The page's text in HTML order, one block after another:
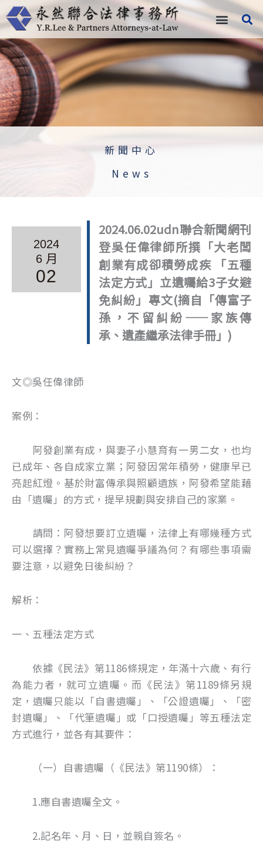
跳
至
主
要
內
容
新聞中心
News
2024
6 月
02
2024.06.02udn聯合新聞網刊
登吳任偉律師所撰「大老闆
創業有成卻積勞成疾 「五種
法定方式」立遺囑給3子女避
免糾紛」專文(摘自「傳富子
孫，不留糾紛——家族傳
承、遺產繼承法律手冊」)
文◎吳任偉律師
案例：
阿發創業有成，與妻子小慧育有一男二女，也均
已成年、各自成家立業；阿發因常年積勞，健康早已
亮起紅燈。基於財富傳承與照顧遺族，阿發希望能藉
由「遺囑」的方式，提早規劃與安排自己的家業。
請問：阿發想要訂立遺囑，法律上有哪幾種方式
可以選擇？實務上常見遺囑爭議為何？有哪些事項需
要注意，以避免日後糾紛？
解析：
一、五種法定方式
依據《民法》第1186條規定，年滿十六歲、有行
為能力者，就可立遺囑。而《民法》第1189條另規
定，遺囑只能以「自書遺囑」、「公證遺囑」、「密
封遺囑」、「代筆遺囑」或「口授遺囑」等五種法定
方式進行，並各有其要件：
（一）自書遺囑（《民法》第1190條）：
1.應自書遺囑全文。
2.記名年、月、日，並親自簽名。